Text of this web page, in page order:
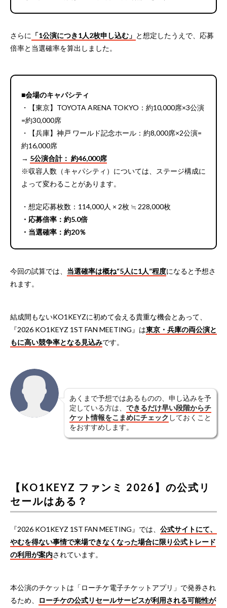
さらに 「1公演につき1人2枚申し込む」 と想定したうえで、応募
倍率と当選確率を算出しました。
■会場のキャパシティ
・【東京】TOYOTA ARENA TOKYO：約10,000席×3公演
=約30,000席
・【兵庫】神戸 ワールド記念ホール：約8,000席×2公演=
約16,000席
→ 5公演合計： 約46,000席
※収容人数（キャパシティ）については、ステージ構成に
よって変わることがあります。
・想定応募枚数：114,000人 × 2枚 ≒ 228,000枚
・応募倍率：約5.0倍
・当選確率：約20％
今回の試算では、 当選確率は概ね“5人に1人”程度になると予想さ
れます。
結成間もないKO1KEYZに初めて会える貴重な機会とあって、
『2026 KO1KEYZ 1ST FAN MEETING』は東京・兵庫の両公演と
もに高い競争率となる見込みです。
あくまで予想ではあるものの、申し込みを予
定している方は、 できるだけ早い段階からチ
ケット情報をこまめにチェック しておくこと
をおすすめします。
【KO1KEYZ ファンミ 2026】の公式リ
セールはある？
『2026 KO1KEYZ 1ST FAN MEETING』では、 公式サイトにて、
やむを得ない事情で来場できなくなった場合に限り公式トレード
の利用が案内されています。
本公演のチケットは「ローチケ電子チケットアプリ」で発券され
るため、
ローチケの公式リセールサービスが利用される可能性が